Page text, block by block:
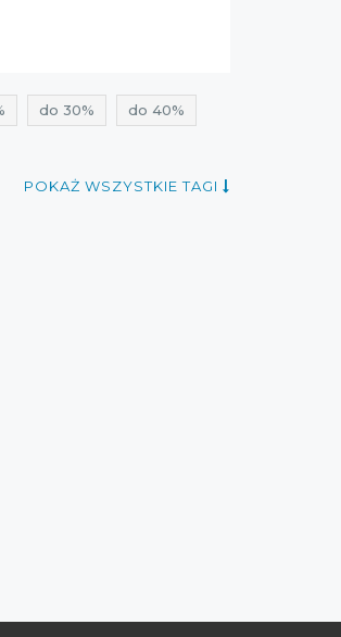
do 30% do 40%
POKAŻ WSZYSTKIE TAGI